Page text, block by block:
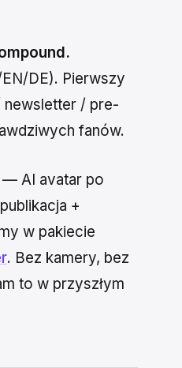
DE). Pierwszy
/ pre-
fanów.
— AI avatar po
+
w pakiecie
. Bez kamery, bez
to w przyszłym